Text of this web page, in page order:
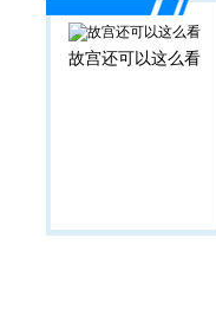
故宫还可以这么看